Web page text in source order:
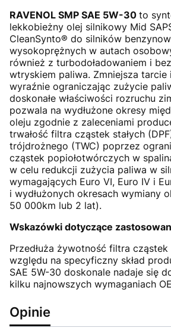
RAVENOL SMP SAE 5W-30 to
lekkobieżny olej silnikowy Mid
CleanSynto® do silników
wysokoprężnych w autach
również z turbodoładowaniem i
wtryskiem paliwa. Zmniejsza
wyraźnie ograniczając zużycie
doskonałe właściwości rozruchu
pozwala na wydłużone okresy
oleju zgodnie z zaleceniami
trwałość filtra cząstek stałych
trójdrożnego (TWC) poprzez
cząstek popiołotwórczych w
w celu redukcji zużycia paliwa w
wymagających Euro VI, Euro IV i
i wydłużonych okresach wymiany
50 000km lub 2 lat).
Wskazówki dotyczące
Przedłuża żywotność filtra cząstek
względu na specyficzny skład
SAE 5W-30 doskonale nadaje się
kilku najnowszych wymaganiach
Opinie